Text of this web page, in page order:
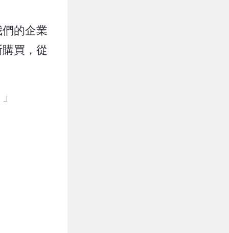
的企業
買，從